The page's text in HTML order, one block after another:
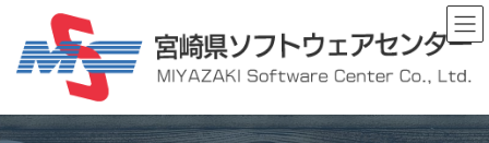
へ
ス
ョ
ン